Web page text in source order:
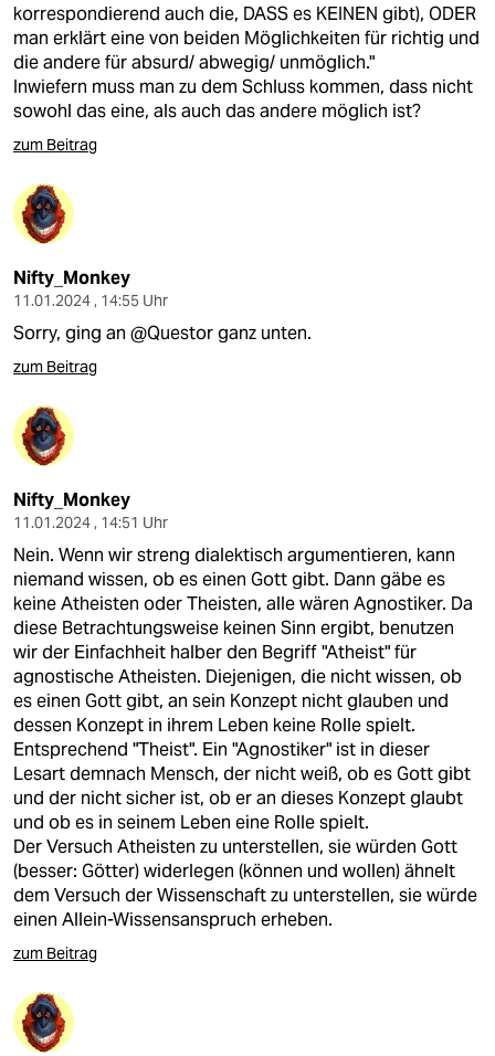
korrespondierend auch die, DASS es KEINEN gibt), ODER
man erklärt eine von beiden Möglichkeiten für richtig und
die andere für absurd/ abwegig/ unmöglich."
Inwiefern muss man zu dem Schluss kommen, dass nicht
sowohl das eine, als auch das andere möglich ist?
zum Beitrag
Nifty_Monkey
11.01.2024 , 14:55 Uhr
Sorry, ging an @Questor ganz unten.
zum Beitrag
Nifty_Monkey
11.01.2024 , 14:51 Uhr
Nein. Wenn wir streng dialektisch argumentieren, kann
niemand wissen, ob es einen Gott gibt. Dann gäbe es
keine Atheisten oder Theisten, alle wären Agnostiker. Da
diese Betrachtungsweise keinen Sinn ergibt, benutzen
wir der Einfachheit halber den Begriff "Atheist" für
agnostische Atheisten. Diejenigen, die nicht wissen, ob
es einen Gott gibt, an sein Konzept nicht glauben und
dessen Konzept in ihrem Leben keine Rolle spielt.
Entsprechend "Theist". Ein "Agnostiker" ist in dieser
Lesart demnach Mensch, der nicht weiß, ob es Gott gibt
und der nicht sicher ist, ob er an dieses Konzept glaubt
und ob es in seinem Leben eine Rolle spielt.
Der Versuch Atheisten zu unterstellen, sie würden Gott
(besser: Götter) widerlegen (können und wollen) ähnelt
dem Versuch der Wissenschaft zu unterstellen, sie würde
einen Allein-Wissensanspruch erheben.
zum Beitrag